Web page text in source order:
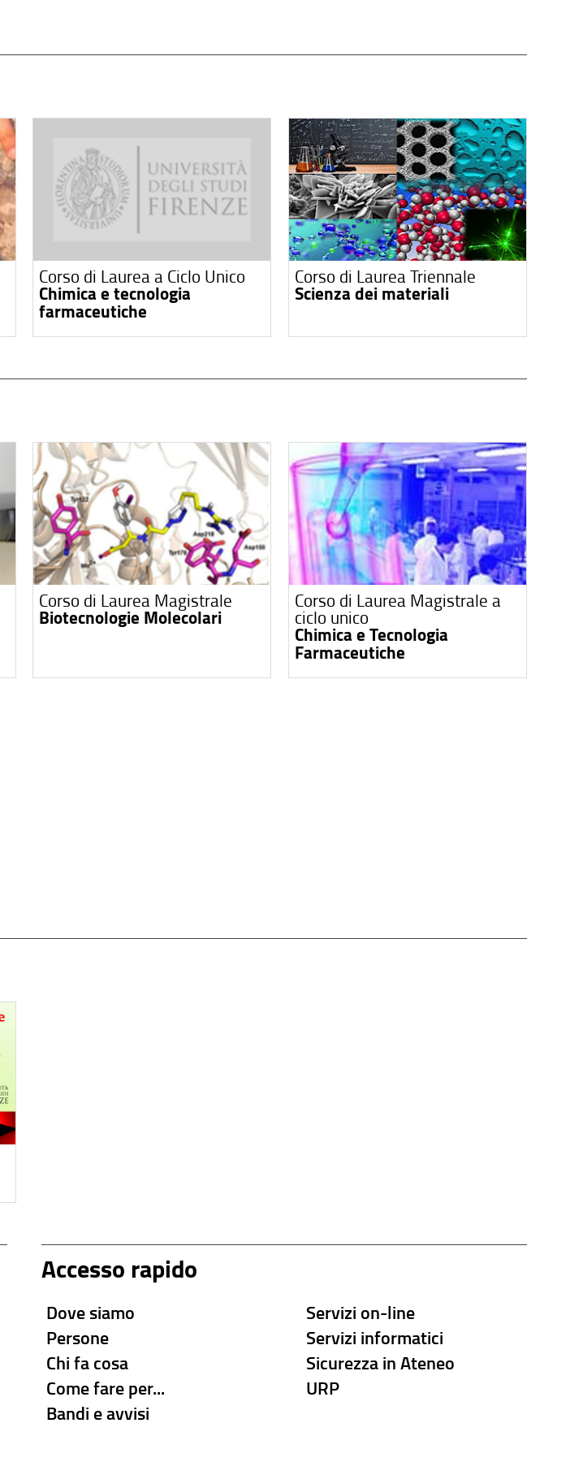
Corso di Laurea a Ciclo Unico
Chimica e tecnologia
farmaceutiche
Corso di Laurea Triennale
Scienza dei materiali
Corso di Laurea Magistrale
Biotecnologie Molecolari
Corso di Laurea Magistrale a
ciclo unico
Chimica e Tecnologia
Farmaceutiche
Accesso rapido
Dove siamo
Persone
Chi fa cosa
Come fare per...
Bandi e avvisi
Servizi on-line
Servizi informatici
Sicurezza in Ateneo
URP